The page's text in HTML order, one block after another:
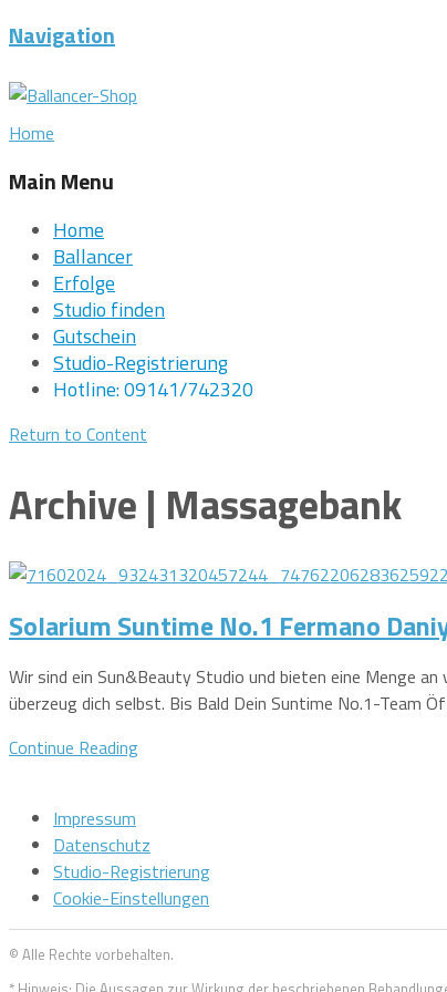
Navigation
Home
Main Menu
Home
Ballancer
Erfolge
Studio finden
Gutschein
Studio-Registrierung
Hotline: 09141/742320
Return to Content
Archive | Massagebank
Solarium Suntime No.1 Fermano
Wir sind ein Sun&Beauty Studio und bieten eine Menge
überzeug dich selbst. Bis Bald Dein Suntime No.1-Team
Continue Reading
Impressum
Datenschutz
Studio-Registrierung
Cookie-Einstellungen
© Alle Rechte vorbehalten.